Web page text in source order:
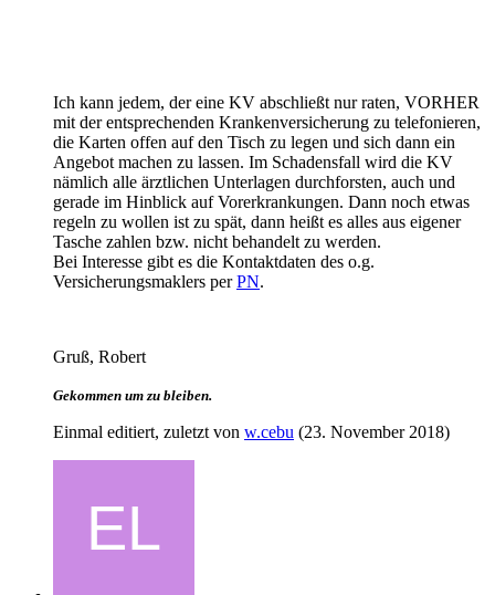
Ich kann jedem, der eine KV abschließt nur raten, VORHER
mit der entsprechenden Krankenversicherung zu telefonieren,
die Karten offen auf den Tisch zu legen und sich dann ein
Angebot machen zu lassen. Im Schadensfall wird die KV
nämlich alle ärztlichen Unterlagen durchforsten, auch und
gerade im Hinblick auf Vorerkrankungen. Dann noch etwas
regeln zu wollen ist zu spät, dann heißt es alles aus eigener
Tasche zahlen bzw. nicht behandelt zu werden.
Bei Interesse gibt es die Kontaktdaten des o.g.
Versicherungsmaklers perPN.
Gruß, Robert
Gekommen um zu bleiben.
Einmal editiert, zuletzt von w.cebu (23. November 2018)